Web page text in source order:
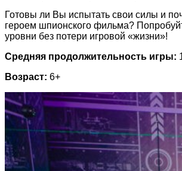
Готовы ли Вы испытать свои силы и
героем шпионского фильма?
уровни без потери игровой «жизни»!
Средняя продолжительность игры:
Возраст: 6+